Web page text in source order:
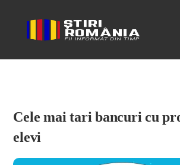
Stiri Romania
Cele mai tari bancuri cu
elevi